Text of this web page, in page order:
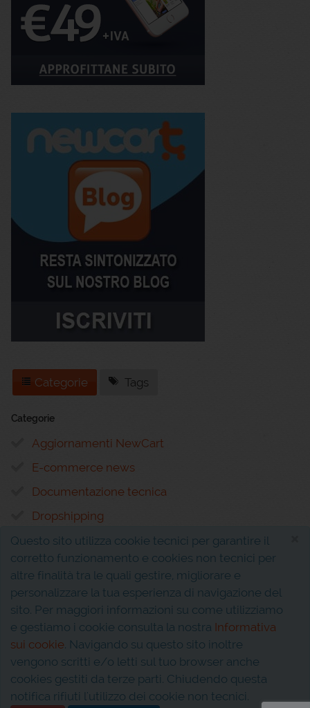
Questo sito utilizza cookie tecnici per garantire il
corretto funzionamento e cookies non tecnici per
altre finalità tra le quali gestire, migliorare e
personalizzare la tua esperienza di navigazione del
sito. Per maggiori informazioni su come utilizziamo
e gestiamo i cookie consulta la nostra Informativa
sui cookie. Navigando su questo sito inoltre
vengono scritti e/o letti sul tuo browser anche
cookies gestiti da terze parti. Chiudendo questa
notifica rifiuti l'utilizzo dei cookie non tecnici.
Categorie Tags
Categorie
Aggiornamenti NewCart
E-commerce news
Documentazione tecnica
Dropshipping
Interferenza s.r.l.
P.I. 02810310611
Via Evangelista, 5
81020 San Nicola la Strada (CE)
© 2026